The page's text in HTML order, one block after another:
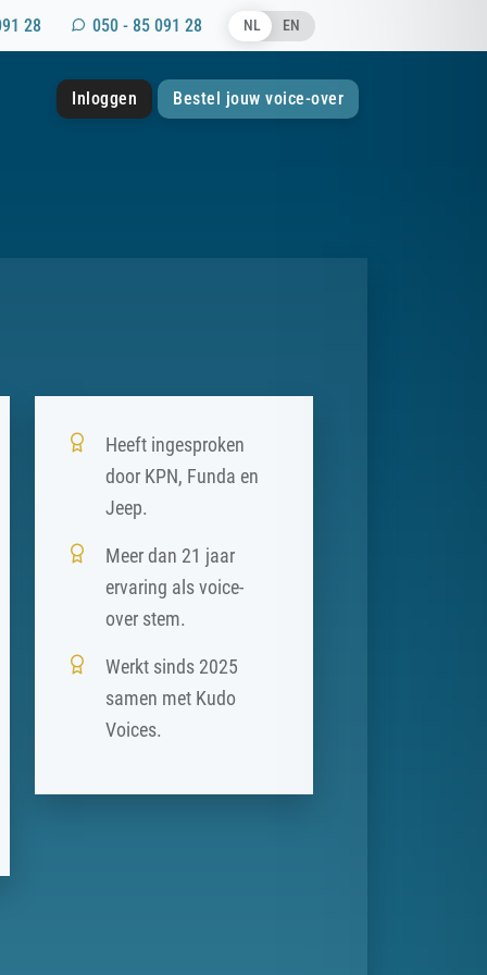
NL EN
28 050 - 85 091 28
Inloggen Bestel jouw voice-over
Heeft ingesproken
door KPN, Funda en
Jeep.
Meer dan 21 jaar
ervaring als voice-
over stem.
Werkt sinds 2025
samen met Kudo
Voices.